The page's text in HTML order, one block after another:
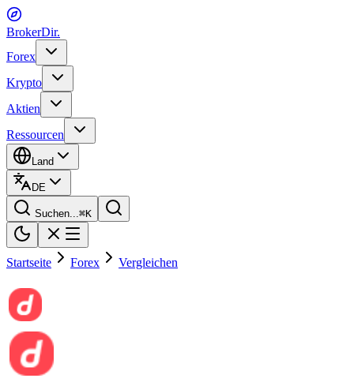
BrokerDir.
Forex
Krypto
Aktien
Ressourcen
Land
DE
Suchen...⌘K
Startseite Forex Vergleichen